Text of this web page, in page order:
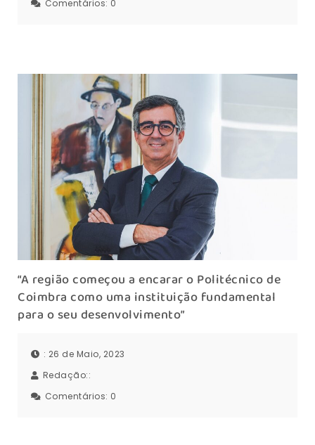
Comentários: 0
“A região começou a encarar o Politécnico de
Coimbra como uma instituição fundamental
para o seu desenvolvimento”
: 26 de Maio, 2023
Redação::
Comentários: 0